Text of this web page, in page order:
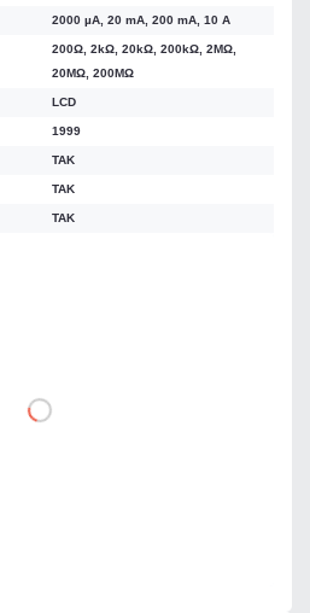
2000 µA, 20 mA, 200 mA, 10 A
200Ω, 2kΩ, 20kΩ, 200kΩ, 2MΩ,
20MΩ, 200MΩ
LCD
1999
TAK
TAK
TAK
DO KOSZYKA